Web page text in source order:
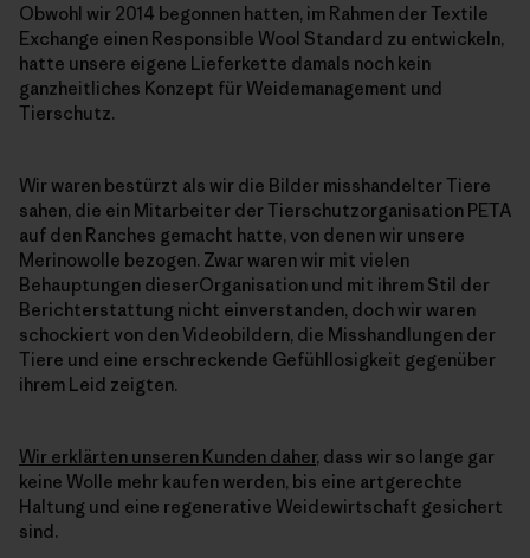
Obwohl wir 2014 begonnen hatten, im Rahmen der Textile
Exchange einen Responsible Wool Standard zu entwickeln,
hatte unsere eigene Lieferkette damals noch kein
ganzheitliches Konzept für Weidemanagement und
Tierschutz.
Wir waren bestürzt als wir die Bilder misshandelter Tiere
sahen, die ein Mitarbeiter der Tierschutzorganisation PETA
auf den Ranches gemacht hatte, von denen wir unsere
Merinowolle bezogen. Zwar waren wir mit vielen
Behauptungen dieserOrganisation und mit ihrem Stil der
Berichterstattung nicht einverstanden, doch wir waren
schockiert von den Videobildern, die Misshandlungen der
Tiere und eine erschreckende Gefühllosigkeit gegenüber
ihrem Leid zeigten.
Wir erklärten unseren Kunden daher, dass wir so lange gar
keine Wolle mehr kaufen werden, bis eine artgerechte
Haltung und eine regenerative Weidewirtschaft gesichert
sind.